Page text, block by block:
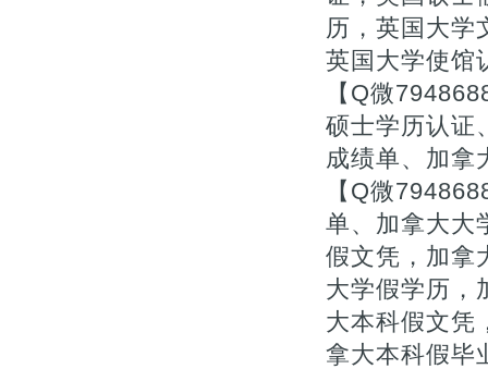
历，英国大学
英国大学使馆
【Q微
硕士学历认证
成绩单、加拿
【Q微
单、加拿大大
假文凭，加拿
大学假学历，
大本科假文凭
拿大本科假毕